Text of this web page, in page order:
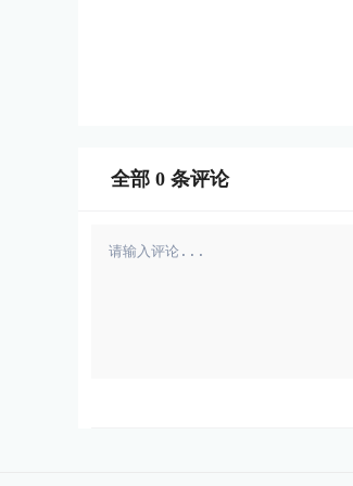
全部 0 条评论